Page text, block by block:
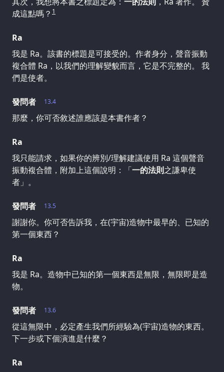
成這點嗎？ 1
Ra
我是 Ra。該書的標題是可接受的。作者身分，聲音振動
複合體 Ra，以我們的理解變貌而言，它是不完整的。 我
們是使者。
13.4
發問者
那麼，你可否敘述誰應該是本書作者？
Ra
我只能請求，如果你的辨別/理解建議使用 Ra 這個聲音
振動複合體，附加上這個說明：「一的法則之謙卑使
者」。
13.5
發問者
謝謝你。你可否告訴我，在(宇宙)造物中最早的、已知的
第一個東西？
Ra
我是 Ra。造物中已知的第一個東西是無限，無限即是造
物。
13.6
發問者
從這無限中，必定產生我們所經驗為(宇宙)造物的東西。
下一步或下個演進是什麼？
Ra